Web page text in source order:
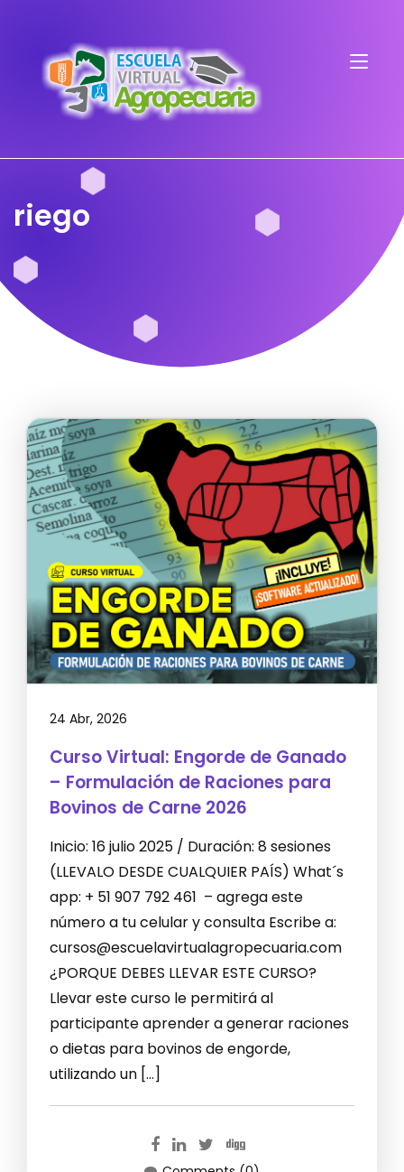
riego
24 Abr, 2026
Curso Virtual: Engorde de Ganado
– Formulación de Raciones para
Bovinos de Carne 2026
Inicio: 16 julio 2025 / Duración: 8 sesiones
(LLEVALO DESDE CUALQUIER PAÍS) What´s
app: + 51 907 792 461 – agrega este
número a tu celular y consulta Escribe a:
cursos@escuelavirtualagropecuaria.com
¿PORQUE DEBES LLEVAR ESTE CURSO?
Llevar este curso le permitirá al
participante aprender a generar raciones
o dietas para bovinos de engorde,
utilizando un […]